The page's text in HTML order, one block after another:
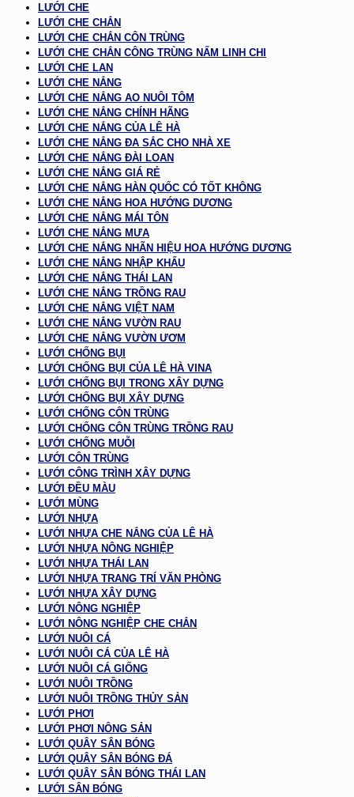
LƯỚI CHE
LƯỚI CHE CHẮN
LƯỚI CHE CHẮN CÔN TRÙNG
LƯỚI CHE CHẮN CÔNG TRÙNG NẤM LINH CHI
LƯỚI CHE LAN
LƯỚI CHE NẮNG
LƯỚI CHE NẮNG AO NUÔI TÔM
LƯỚI CHE NẮNG CHÍNH HÃNG
LƯỚI CHE NẮNG CỦA LÊ HÀ
LƯỚI CHE NẮNG ĐA SẮC CHO NHÀ XE
LƯỚI CHE NẮNG ĐÀI LOAN
LƯỚI CHE NẮNG GIÁ RẺ
LƯỚI CHE NẮNG HÀN QUỐC CÓ TỐT KHÔNG
LƯỚI CHE NẮNG HOA HƯỚNG DƯƠNG
LƯỚI CHE NẮNG MÁI TÔN
LƯỚI CHE NẮNG MƯA
LƯỚI CHE NẮNG NHÃN HIỆU HOA HƯỚNG DƯƠNG
LƯỚI CHE NẮNG NHẬP KHẨU
LƯỚI CHE NẮNG THÁI LAN
LƯỚI CHE NẮNG TRỒNG RAU
LƯỚI CHE NẮNG VIỆT NAM
LƯỚI CHE NẮNG VƯỜN RAU
LƯỚI CHE NẮNG VƯỜN ƯƠM
LƯỚI CHỐNG BỤI
LƯỚI CHỐNG BỤI CỦA LÊ HÀ VINA
LƯỚI CHỐNG BỤI TRONG XÂY DỰNG
LƯỚI CHỐNG BỤI XÂY DỰNG
LƯỚI CHỐNG CÔN TRÙNG
LƯỚI CHỐNG CÔN TRÙNG TRỒNG RAU
LƯỚI CHỐNG MUỖI
LƯỚI CÔN TRÙNG
LƯỚI CÔNG TRÌNH XÂY DỰNG
LƯỚI ĐỀU MÀU
LƯỚI MÙNG
LƯỚI NHỰA
LƯỚI NHỰA CHE NẮNG CỦA LÊ HÀ
LƯỚI NHỰA NÔNG NGHIỆP
LƯỚI NHỰA THÁI LAN
LƯỚI NHỰA TRANG TRÍ VĂN PHÒNG
LƯỚI NHỰA XÂY DỰNG
LƯỚI NÔNG NGHIỆP
LƯỚI NÔNG NGHIỆP CHE CHẮN
LƯỚI NUÔI CÁ
LƯỚI NUÔI CÁ CỦA LÊ HÀ
LƯỚI NUÔI CÁ GIỐNG
LƯỚI NUÔI TRỒNG
LƯỚI NUÔI TRỒNG THỦY SẢN
LƯỚI PHƠI
LƯỚI PHƠI NÔNG SẢN
LƯỚI QUÂY SÂN BÓNG
LƯỚI QUÂY SÂN BÓNG ĐÁ
LƯỚI QUÂY SÂN BÓNG THÁI LAN
LƯỚI SÂN BÓNG